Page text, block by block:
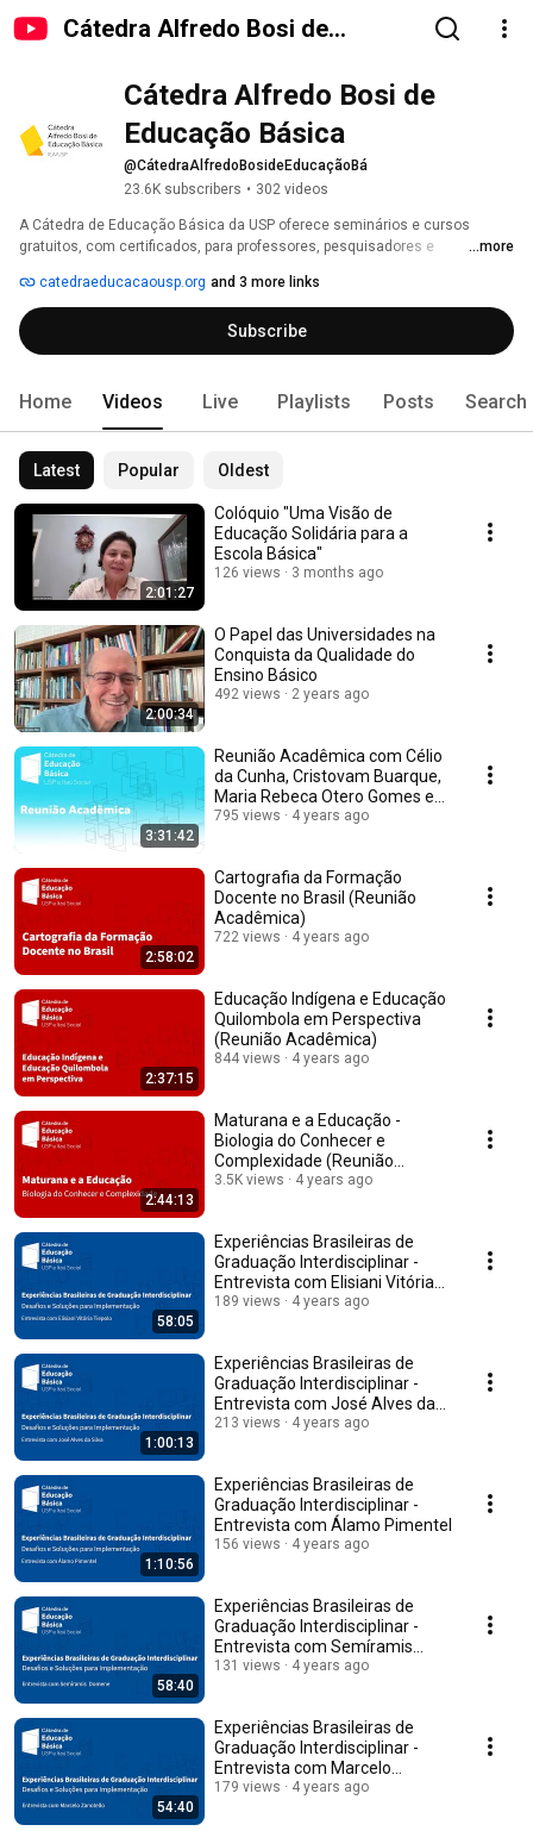
Cátedra Alfredo Bosi de
Cátedra Alfredo Bosi de
Educação Básica
@CátedraAlfredoBosideEducaçãoBá
23.6K subscribers • 302 videos
A Cátedra de Educação Básica da USP oferece seminários e cursos
gratuitos, com certificados, para professores, pesquisadores e
canal, e as gravações ficam disponíveis posteriormente.
...more
catedraeducacaousp.org and 3 more links
Subscribe
Home Videos Live Playlists Posts Search
Latest Popular Oldest
2:01:27
Colóquio "Uma Visão de
Educação Solidária para a
Escola Básica"
126 views 3 months ago
2:00:34
O Papel das Universidades na
Conquista da Qualidade do
Ensino Básico
492 views 2 years ago
3:31:42
Reunião Acadêmica com Célio
da Cunha, Cristovam Buarque,
Maria Rebeca Otero Gomes e
Pedro Demo
795 views 4 years ago
2:58:02
Cartografia da Formação
Docente no Brasil (Reunião
Acadêmica)
722 views 4 years ago
2:37:15
Educação Indígena e Educação
Quilombola em Perspectiva
(Reunião Acadêmica)
844 views 4 years ago
2:44:13
Maturana e a Educação -
Biologia do Conhecer e
Complexidade (Reunião
Acadêmica)
3.5K views 4 years ago
58:05
Experiências Brasileiras de
Graduação Interdisciplinar -
Entrevista com Elisiani Vitória
Tiepolo
189 views 4 years ago
1:00:13
Experiências Brasileiras de
Graduação Interdisciplinar -
Entrevista com José Alves da
Silva
213 views 4 years ago
1:10:56
Experiências Brasileiras de
Graduação Interdisciplinar -
Entrevista com Álamo Pimentel
156 views 4 years ago
58:40
Experiências Brasileiras de
Graduação Interdisciplinar -
Entrevista com Semíramis
Domene
131 views 4 years ago
54:40
Experiências Brasileiras de
Graduação Interdisciplinar -
Entrevista com Marcelo
Zanotello
179 views 4 years ago